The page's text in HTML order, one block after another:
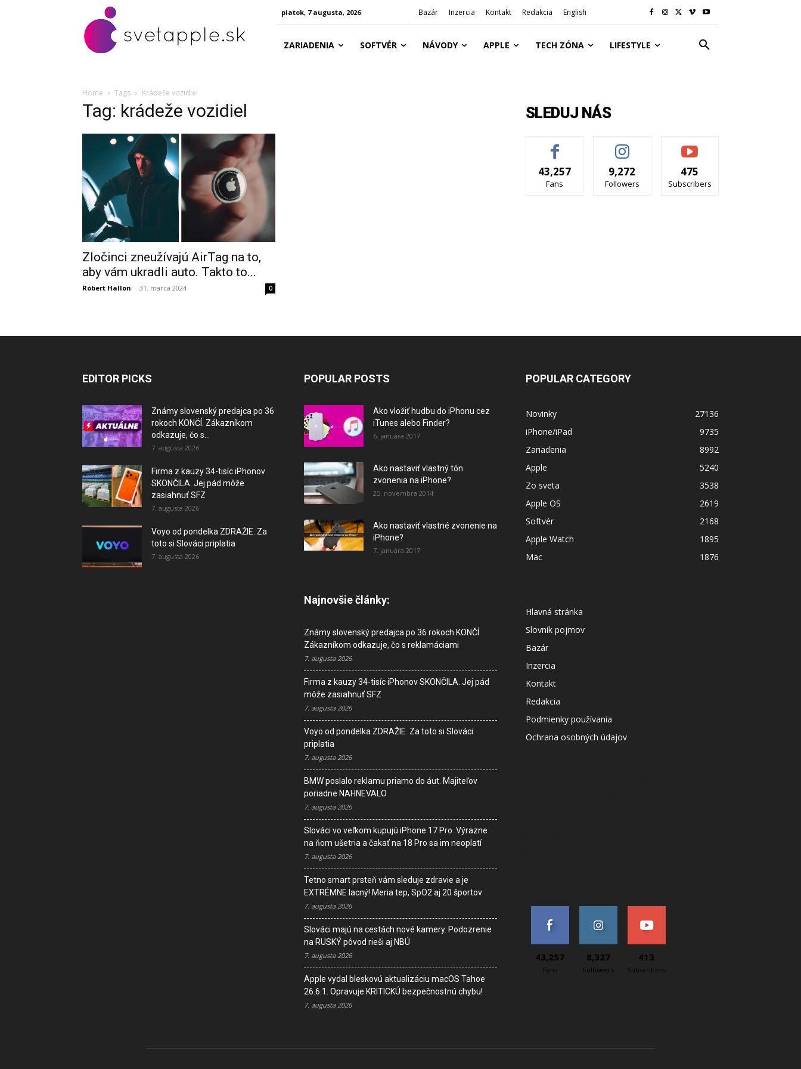
piatok, 7 augusta, 2026 Bazár Inzercia Kontakt Redakcia English
ZARIADENIA SOFTVÉR NÁVODY APPLE TECH ZÓNA LIFESTYLE
Home Tags Krádeže vozidiel
Tag: krádeže vozidiel
Zločinci zneužívajú AirTag na to,
aby vám ukradli auto. Takto to...
Róbert Hallon - 31. marca 2024 0
SLEDUJ NÁS
43,257
Fans
9,272
Followers
475
Subscribers
EDITOR PICKS
Známy slovenský predajca po 36
rokoch KONČÍ. Zákazníkom
odkazuje, čo s...
7. augusta 2026
Firma z kauzy 34-tisíc iPhonov
SKONČILA. Jej pád môže
zasiahnuť SFZ
7. augusta 2026
Voyo od pondelka ZDRAŽIE. Za
toto si Slováci priplatia
7. augusta 2026
POPULAR POSTS
Ako vložiť hudbu do iPhonu cez
iTunes alebo Finder?
6. januára 2017
Ako nastaviť vlastný tón
zvonenia na iPhone?
25. novembra 2014
Ako nastaviť vlastné zvonenie na
iPhone?
7. januára 2017
Najnovšie články:
Známy slovenský predajca po 36 rokoch KONČÍ.
Zákazníkom odkazuje, čo s reklamáciami
7. augusta 2026
Firma z kauzy 34-tisíc iPhonov SKONČILA. Jej pád
môže zasiahnuť SFZ
7. augusta 2026
Voyo od pondelka ZDRAŽIE. Za toto si Slováci
priplatia
7. augusta 2026
BMW poslalo reklamu priamo do áut. Majiteľov
poriadne NAHNEVALO
7. augusta 2026
Slováci vo veľkom kupujú iPhone 17 Pro. Výrazne
na ňom ušetria a čakať na 18 Pro sa im neoplatí
7. augusta 2026
Tetno smart prsteň vám sleduje zdravie a je
EXTRÉMNE lacný! Meria tep, SpO2 aj 20 športov
7. augusta 2026
Slováci majú na cestách nové kamery. Podozrenie
na RUSKÝ pôvod rieši aj NBÚ
7. augusta 2026
Apple vydal bleskovú aktualizáciu macOS Tahoe
26.6.1. Opravuje KRITICKÚ bezpečnostnú chybu!
7. augusta 2026
POPULAR CATEGORY
Novinky
27136
iPhone/iPad
9735
Zariadenia
8992
Apple
5240
Zo sveta
3538
Apple OS
2619
Softvér
2168
Apple Watch
1895
Mac
1876
Hlavná stránka
Slovník pojmov
Bazár
Inzercia
Kontakt
Redakcia
Podmienky používania
Ochrana osobných údajov
43,257
Fans
8,327
Followers
413
Subscribers